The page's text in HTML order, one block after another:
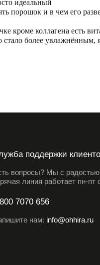
идеальный
порошок и в чем его
кроме коллагена есть
более увлажнённым,
поддержки
7070 656
нам: info@ohhira.ru
вопросы? Мы с радостью
линия работает пн-пт